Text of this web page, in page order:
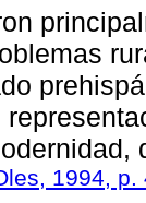
1994, p.